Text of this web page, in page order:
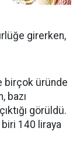
girerken,
birçok üründe
bazı
görüldü.
140 liraya